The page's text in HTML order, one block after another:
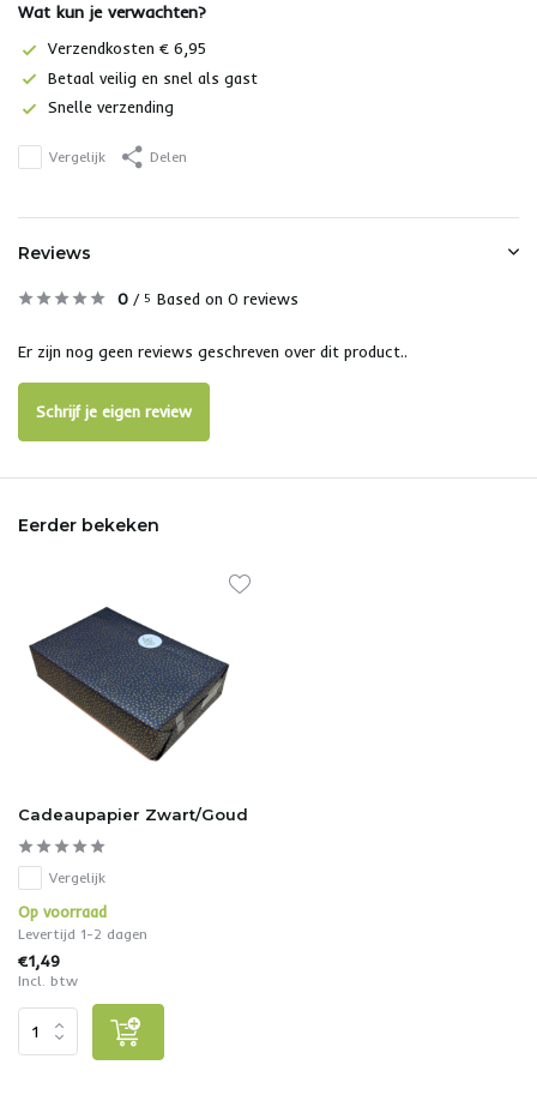
Wat kun je verwachten?
Verzendkosten € 6,95
Betaal veilig en snel als gast
Snelle verzending
Vergelijk Delen
Reviews
0 / 5 Based on 0 reviews
Er zijn nog geen reviews geschreven over dit product..
Schrijf je eigen review
Eerder bekeken
Cadeaupapier Zwart/Goud
Vergelijk
Op voorraad
Levertijd 1-2 dagen
€1,49
Incl. btw